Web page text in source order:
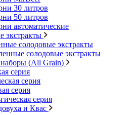
30 литров
50 литров
автоматические
экстракты
солодовые экстракты
солодовые экстракты
(All Grain)
серия
серия
серия
серия
и Квас